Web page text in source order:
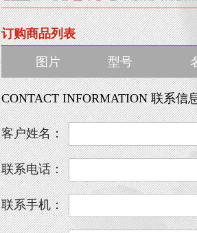
订购商品列表
图片 型号
CONTACT INFORMATION 联系信
客户姓名：
联系电话：
联系手机：